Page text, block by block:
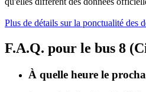
Plus de détails sur la ponctualité des
F.A.Q. pour le bus 8
À quelle heure le